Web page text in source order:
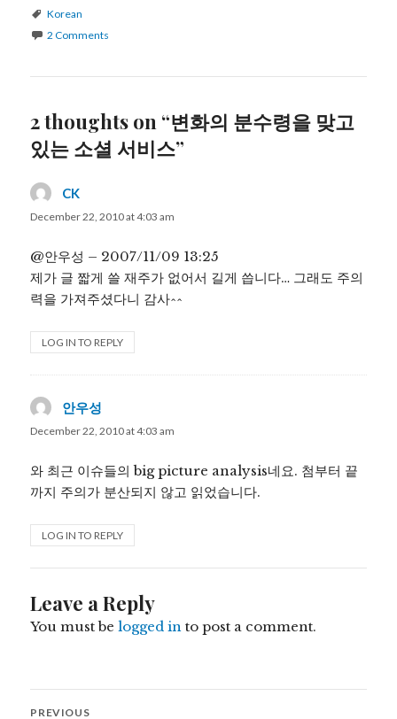
Tags
Korean
2 Comments
2 thoughts on “변화의 분수령을 맞고
있는 소셜 서비스”
CK
December 22, 2010 at 4:03 am
@안우성 – 2007/11/09 13:25
제가 글 짧게 쓸 재주가 없어서 길게 씁니다… 그래도 주의
력을 가져주셨다니 감사^^
LOG IN TO REPLY
안우성
December 22, 2010 at 4:03 am
와 최근 이슈들의 big picture analysis네요. 첨부터 끝
까지 주의가 분산되지 않고 읽었습니다.
LOG IN TO REPLY
Leave a Reply
You must belogged in to post a comment.
Post
PREVIOUS